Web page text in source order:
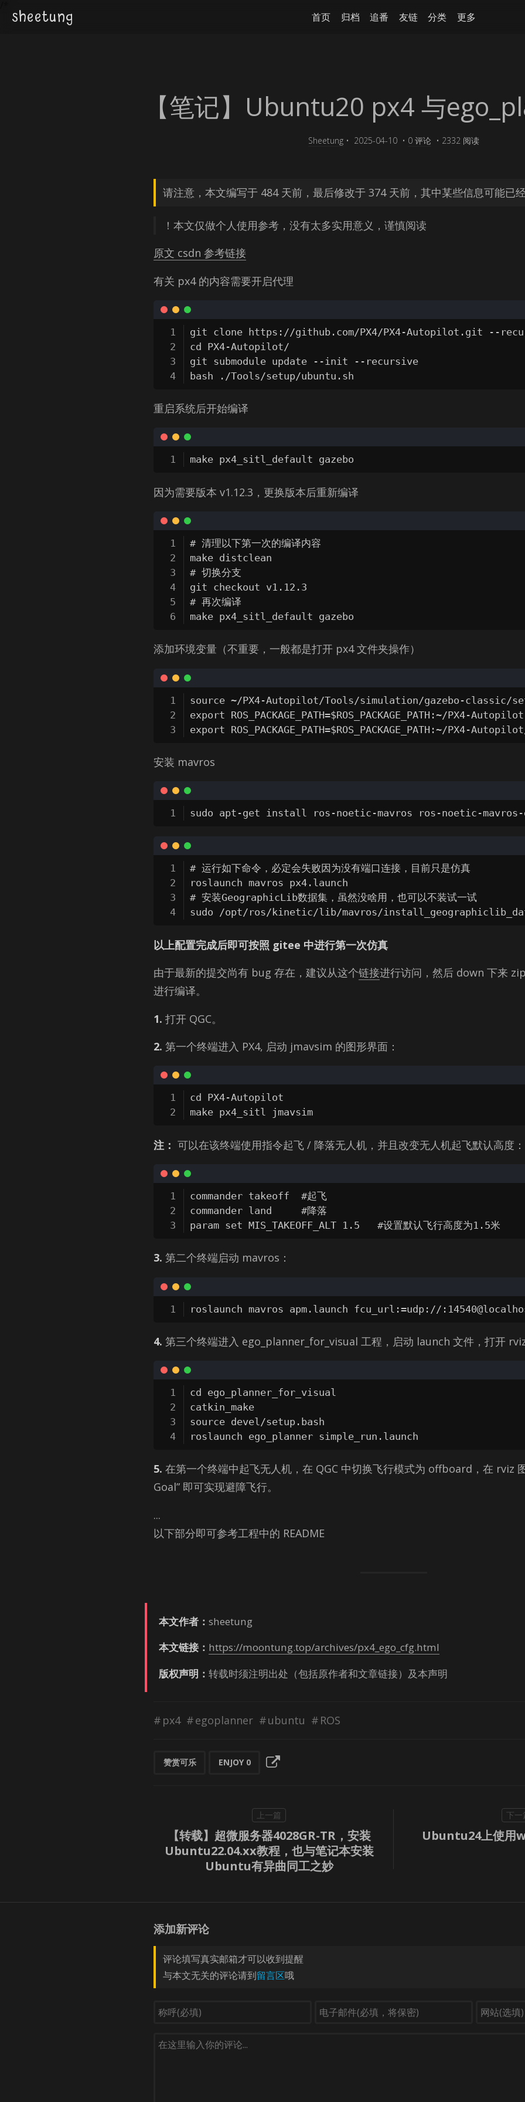
sheetung 首页 归档 追番 友链 分类 更多
【笔记】Ubuntu20 px4 与
Sheetung • 2025-04-10 • 0 评论 • 2332 阅读
请注意，本文编写于 484 天前，最后修改于 374 天前，其中某些信息可能已经
！本文仅做个人使用参考，没有太多实用意义，谨慎阅读
原文 csdn 参考链接
有关 px4 的内容需要开启代理
git clone https://github.com/PX4/PX4-Autopilot.git --
cd PX4-Autopilot/
git submodule update --init --recursive
bash ./Tools/setup/ubuntu.sh
重启系统后开始编译
make px4_sitl_default gazebo
因为需要版本 v1.12.3，更换版本后重新编译
# 清理以下第一次的编译内容
make distclean
# 切换分支
git checkout v1.12.3
# 再次编译
make px4_sitl_default gazebo
添加环境变量（不重要，一般都是打开 px4 文件夹操作）
source ~/PX4-Autopilot/Tools/simulation/gazebo-classic/
export ROS_PACKAGE_PATH=$ROS_PACKAGE_PATH:~/PX4-Autopilot
export ROS_PACKAGE_PATH=$ROS_PACKAGE_PATH:~/
安装 mavros
sudo apt-get install ros-noetic-mavros ros-noetic-mavros-
# 运行如下命令，必定会失败因为没有端口连接，目前只是仿真
roslaunch mavros px4.launch
# 安装GeographicLib数据集，虽然没啥用，也可以不装试一试
sudo /opt/ros/kinetic/lib/mavros/
以上配置完成后即可按照 gitee 中进行第一次仿真
由于最新的提交尚有 bug 存在，建议从这个链接进行访问，然后 down 下来
进行编译。
1. 打开 QGC。
2. 第一个终端进入 PX4, 启动 jmavsim 的图形界面：
cd PX4-Autopilot
make px4_sitl jmavsim
注： 可以在该终端使用指令起飞 / 降落无人机，并且改变无人机起飞默认高度：
commander takeoff  #起飞
commander land     #降落
param set MIS_TAKEOFF_ALT 1.5   #设置默认飞行高度为1.5米
3. 第二个终端启动 mavros：
roslaunch mavros apm.launch fcu_url:=udp://
4. 第三个终端进入 ego_­plan­ner_­for_vi­sual 工程，启动 launch 文件，打开 rviz
cd ego_planner_for_visual
catkin_make
source devel/setup.bash
roslaunch ego_planner simple_run.launch
5. 在第一个终端中起飞无人机，在 QGC 中切换飞行模式为 off­board，在 rviz
Goal” 即可实现避障飞行。
...
以下部分即可参考工程中的 README
本文作者： shee­tung
本文链接： https://moontung.top/archives/px4_ego_cfg.html
版权声明： 转载时须注明出处（包括原作者和文章链接）及本声明
px4 egoplanner ubuntu ROS
赞赏可乐 ENJOY 0
【转载】超微服务器4028GR-TR，安装
Ubuntu22.04.xx教程，也与笔记本安装
Ubuntu有异曲同工之妙
Ubuntu24上使
添加新评论
评论填写真实邮箱才可以收到提醒
与本文无关的评论请到留言区哦